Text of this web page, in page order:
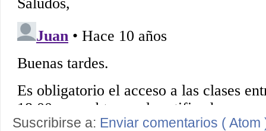
Suscribirse a: Enviar comentarios ( Atom